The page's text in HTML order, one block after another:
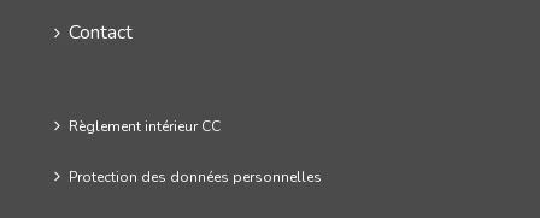
Contact
Règlement intérieur CC
Protection des données personnelles